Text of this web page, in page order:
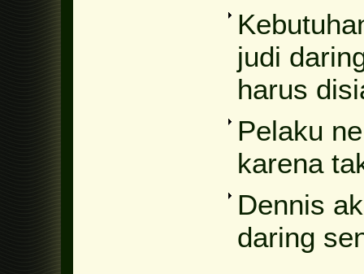
judi
harus
Pelaku
karena
Dennis
daring